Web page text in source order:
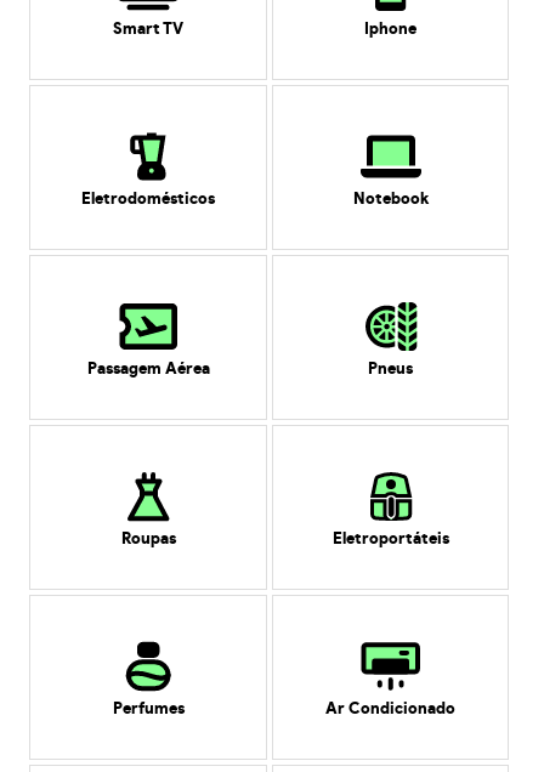
Smart TV Iphone
Eletrodomésticos Notebook
Passagem Aérea Pneus
Roupas Eletroportáteis
Perfumes Ar Condicionado